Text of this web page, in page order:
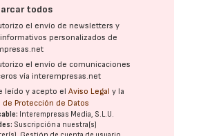
todos
el envío de newsletters y
personalizados de
el envío de comunicaciones
vía interempresas.net
leído y acepto elAviso Legal y la
de Protección de Datos
Interempresas Media, S.L.U.
Suscripción a nuestra(s)